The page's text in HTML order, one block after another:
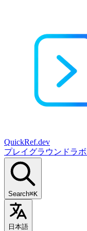
QuickRef.dev
プレイグラウンドラボ
Search⌘K
日本語